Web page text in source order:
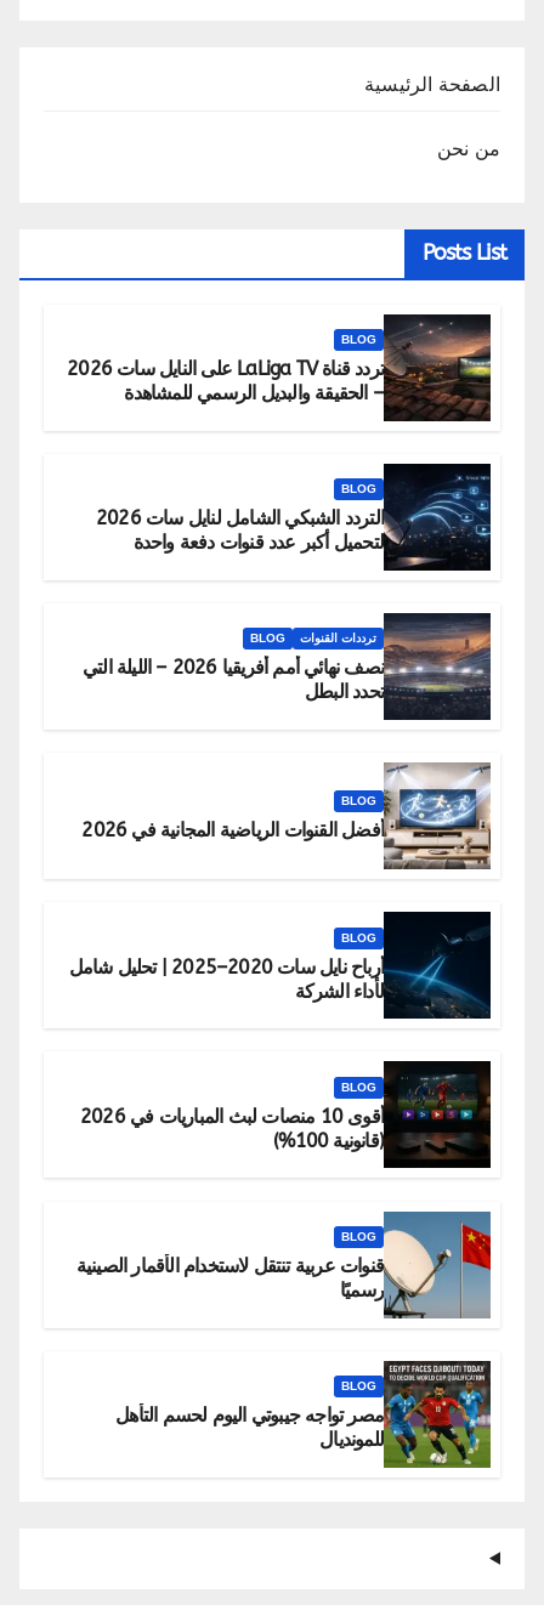
الصفحة الرئيسية
من نحن
Posts List
BLOG
تردد قناة LaLiga TV على النايل سات 2026
– الحقيقة والبديل الرسمي للمشاهدة
BLOG
التردد الشبكي الشامل لنايل سات 2026
لتحميل أكبر عدد قنوات دفعة واحدة
ترددات القنوات BLOG
نصف نهائي أمم أفريقيا 2026 – الليلة التي
تحدد البطل
BLOG
أفضل القنوات الرياضية المجانية في 2026
BLOG
أرباح نايل سات 2020–2025 | تحليل شامل
لأداء الشركة
BLOG
أقوى 10 منصات لبث المباريات في 2026
(قانونية 100%)
BLOG
قنوات عربية تنتقل لاستخدام الأقمار الصينية
رسميًا
BLOG
مصر تواجه جيبوتي اليوم لحسم التأهل
للمونديال